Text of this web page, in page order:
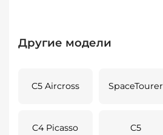
Другие модели
C5 Aircross SpaceTourer
C4 Picasso C5